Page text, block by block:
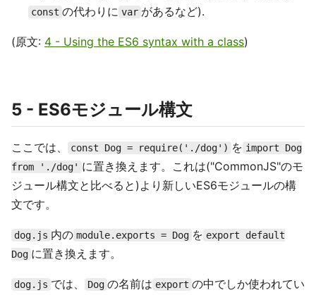
const の代わりに var があるなど).
(原文: 4 - Using the ES6 syntax with a class)
5 - ES6モジュール構文
ここでは、 const Dog = require('./dog') を import Dog
from './dog' に置き換えます。これは("CommonJS"のモ
ジュール構文と比べると)より新しいES6モジュールの構
文です。
dog.js 内の module.exports = Dog を export default
Dog に置き換えます。
dog.js では、 Dog の名前は export の中でしか使われてい